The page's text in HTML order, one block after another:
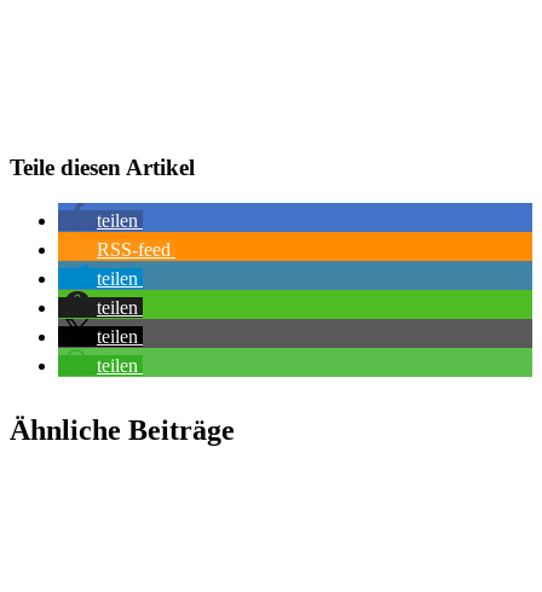
Teile diesen Artikel
teilen
RSS-feed
teilen
teilen
teilen
teilen
Ähnliche Beiträge